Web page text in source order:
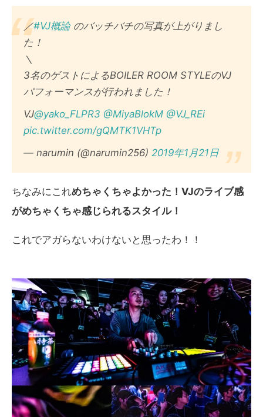
／#VJ概論のバッチバチの写真が上がりまし
た！
＼
3名のゲストによるBOILER ROOM STYLEのVJ
パフォーマンスが行われました！
VJ@yako_FLPR3 @MiyaBlokM @VJ_REi
pic.twitter.com/gQMTK1VHTp
— narumin (@narumin256) 2019年1月21日
ちなみにこれめちゃくちゃよかった！VJのライブ感
がめちゃくちゃ感じられるスタイル！
これでアガらないわけないと思ったわ！！